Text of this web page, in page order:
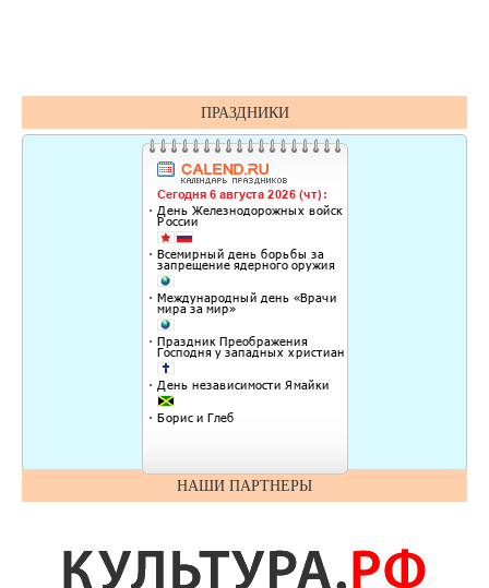
ПРАЗДНИКИ
НАШИ ПАРТНЕРЫ